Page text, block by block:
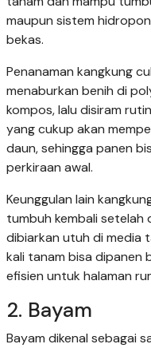
maupun sistem
bekas.
Penanaman kangkung
menaburkan benih di
kompos, lalu disiram
yang cukup akan
daun, sehingga panen
perkiraan awal.
Keunggulan lain
tumbuh kembali setelah
dibiarkan utuh di media
kali tanam bisa dipanen
efisien untuk halaman
2. Bayam
Bayam dikenal sebagai